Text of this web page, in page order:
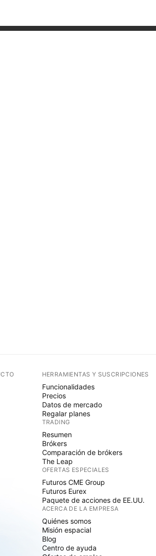
HERRAMIENTAS Y SUSCRIPCIONES
Funcionalidades
Precios
Datos de mercado
Regalar planes
TRADING
Resumen
Brókers
Comparación de brókers
The Leap
OFERTAS ESPECIALES
Futuros CME Group
Futuros Eurex
Paquete de acciones de EE.UU.
ACERCA DE LA EMPRESA
Quiénes somos
Misión espacial
Blog
Centro de ayuda